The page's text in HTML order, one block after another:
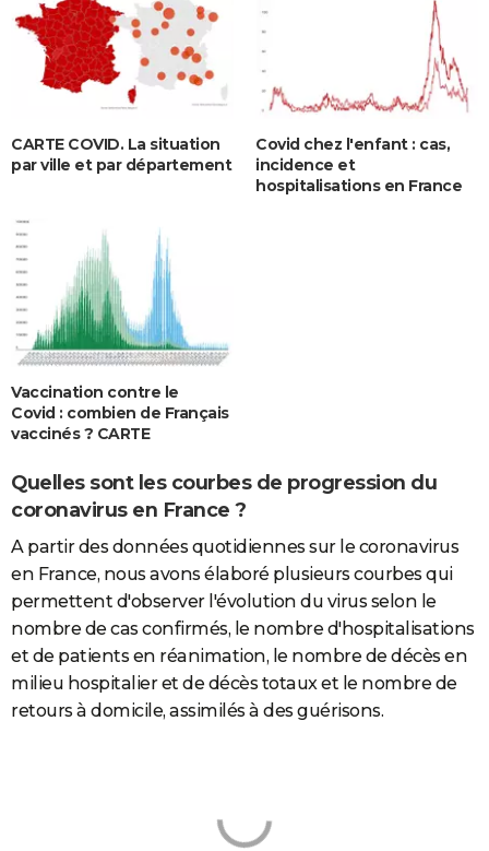
CARTE COVID. La situation
par ville et par département
Covid chez l'enfant : cas,
incidence et
hospitalisations en France
Vaccination contre le
Covid : combien de Français
vaccinés ? CARTE
Quelles sont les courbes de progression du
coronavirus en France ?
A partir des données quotidiennes sur le coronavirus
en France, nous avons élaboré plusieurs courbes qui
permettent d'observer l'évolution du virus selon le
nombre de cas confirmés, le nombre d'hospitalisations
et de patients en réanimation, le nombre de décès en
milieu hospitalier et de décès totaux et le nombre de
retours à domicile, assimilés à des guérisons.